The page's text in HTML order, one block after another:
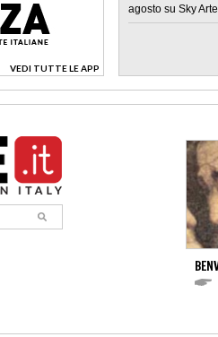
VEDI TUTTE LE APP
>
agosto su Sky Arte